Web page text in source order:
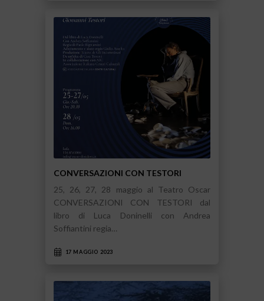
CONVERSAZIONI CON TESTORI
25, 26, 27, 28 maggio al Teatro Oscar
CONVERSAZIONI CON TESTORI dal
libro di Luca Doninelli con Andrea
Soffiantini regia…
17 MAGGIO 2023